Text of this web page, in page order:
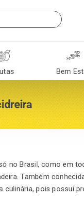
Bem
no Brasil, como em
Também
culinária, pois possui